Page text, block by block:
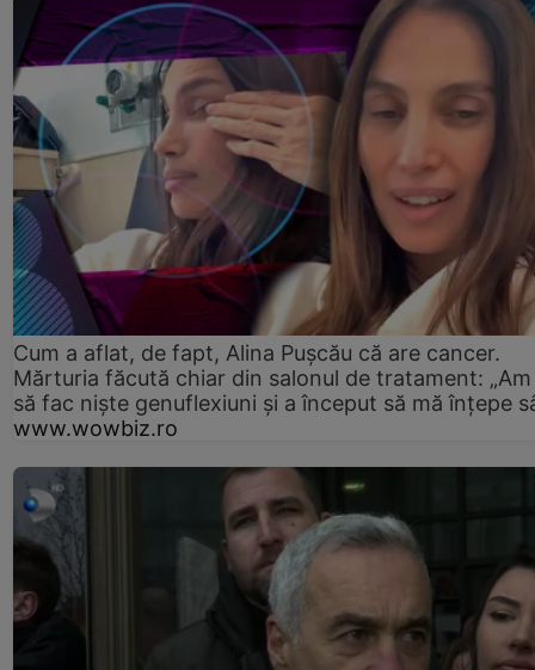
Cum a aflat, de fapt, Alina Pușcău că are cancer.
Mărturia făcută chiar din salonul de tratament:
să fac niște genuflexiuni și a început să mă înțepe
www.wowbiz.ro